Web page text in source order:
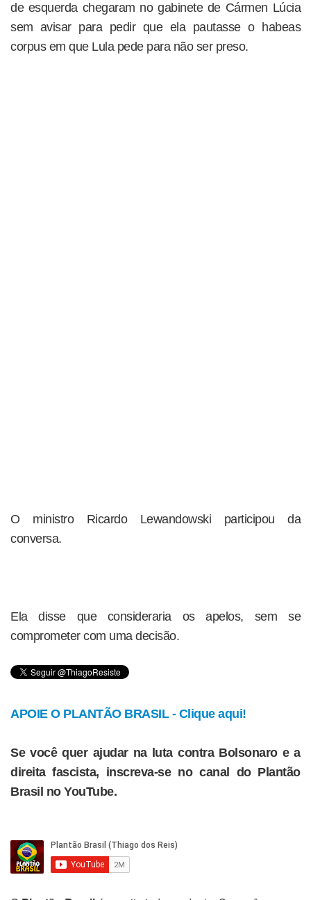
de esquerda chegaram no gabinete de Cármen Lúcia
sem avisar para pedir que ela pautasse o habeas
corpus em que Lula pede para não ser preso.
O ministro Ricardo Lewandowski participou da
conversa.
Ela disse que consideraria os apelos, sem se
comprometer com uma decisão.
APOIE O PLANTÃO BRASIL - Clique aqui!
Se você quer ajudar na luta contra Bolsonaro e a
direita fascista, inscreva-se no canal do Plantão
Brasil no YouTube.